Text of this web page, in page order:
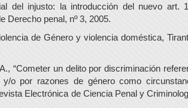
del injusto: la introducción del nuevo art.
Derecho penal, nº 3, 2005.
de Género y violencia doméstica,
“Cometer un delito por discriminación
o por razones de género como
Electrónica de Ciencia Penal y